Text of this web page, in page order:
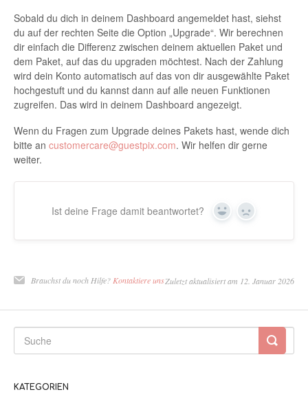
Sobald du dich in deinem Dashboard angemeldet hast, siehst
du auf der rechten Seite die Option „Upgrade“. Wir berechnen
dir einfach die Differenz zwischen deinem aktuellen Paket und
dem Paket, auf das du upgraden möchtest. Nach der Zahlung
wird dein Konto automatisch auf das von dir ausgewählte Paket
hochgestuft und du kannst dann auf alle neuen Funktionen
zugreifen. Das wird in deinem Dashboard angezeigt.
Wenn du Fragen zum Upgrade deines Pakets hast, wende dich
bitte an customercare@guestpix.com. Wir helfen dir gerne
weiter.
Ist deine Frage damit beantwortet? Ja Nein
Brauchst du noch Hilfe?Kontaktiere unsZuletzt aktualisiert am 12. Januar 2026
KATEGORIEN